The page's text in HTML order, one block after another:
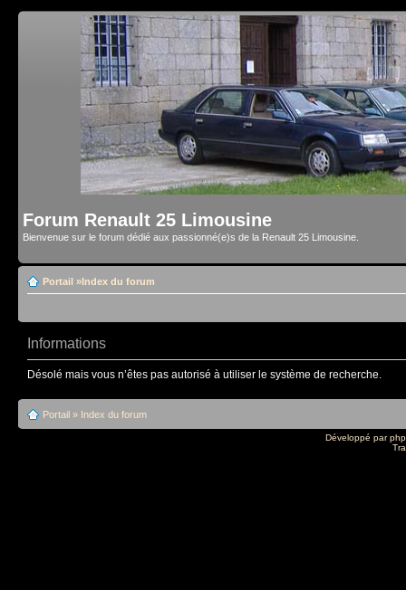
Forum Renault 25 Limousine
Bienvenue sur le forum dédié aux passionné(e)s de la Renault 25 Limousine.
Portail »Index du forum
Informations
Désolé mais vous n’êtes pas autorisé à utiliser le système de recherche.
Portail » Index du forum
Développé par